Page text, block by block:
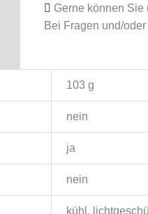
Gerne können Sie
Bei Fragen und/
103 g
nein
ja
nein
kühl,